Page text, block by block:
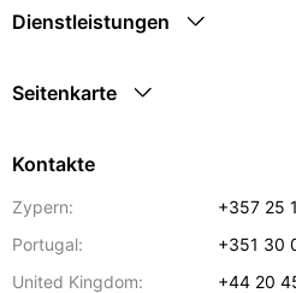
Dienstleistungen
Seitenkarte
Kontakte
Zypern:
+357 25
Portugal:
+351 30
United Kingdom:
+44 20